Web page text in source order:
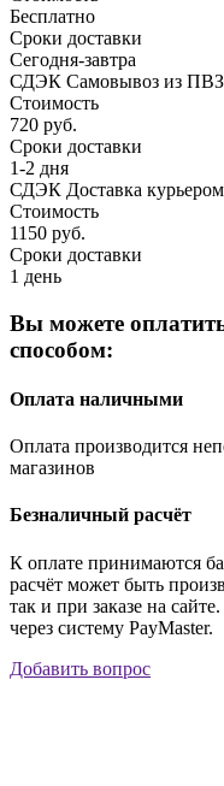
Бесплатно
Сроки доставки
Сегодня-завтра
СДЭК Самовывоз из
Стоимость
720 руб.
Сроки доставки
1-2 дня
СДЭК Доставка
Стоимость
1150 руб.
Сроки доставки
1 день
Вы можете
способом:
Оплата наличными
Оплата производится
магазинов
Безналичный расчёт
К оплате принимаются
расчёт может быть
так и при заказе на
через систему PayMaster.
Добавить вопрос